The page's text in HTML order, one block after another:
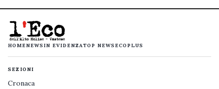
HOMENEWS IN EVIDENZATOP NEWS ECOPLUS
SEZIONI
Cronaca